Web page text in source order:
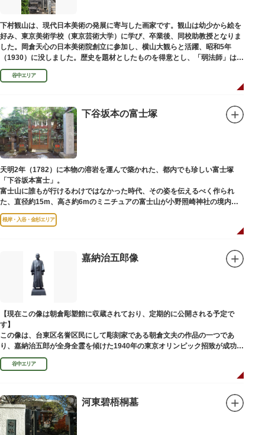
下村観山は、現代日本美術の発展に寄与した画家です。観山は幼少から絵を
好み、東京美術学校（東京芸術大学）に学び、卒業後、同校助教授となりま
した。岡倉天心の日本美術院創立に参加し、横山大観らと活躍、昭和5年
（1930）に没しました。歴史を題材としたものを得意とし、「弱法師」は代
表作です。お墓は安立寺（あんりゅうじ）にあります。
谷中エリア
下谷坂本の富士塚
天明2年（1782）に本物の溶岩を運んで築かれた、都内でも珍しい富士塚
「下谷坂本富士」。
富士山に誰もが行けるわけではなかった時代、その姿を伝えるべく作られ
た、直径約15m、高さ約6mのミニチュアの富士山が小野照崎神社の境内に
あります。
一合目から順に十合目まで記されており、南無妙法と書かれた石碑や修験道
形民俗文化財に指定されています。
富士山に合わせて、お山開きが行われ、6月30日と1日には富士塚に登ること
ができます。
【Twitter】https://twitter.com/onoterupr
根岸・入谷・金杉エリア
嘉納治五郎像
【現在この像は朝倉彫塑館に収蔵されており、定期的に公開される予定で
す】
この像は、台東区名誉区民にして彫刻家である朝倉文夫の作品の一つであ
り、嘉納治五郎が全身全霊を傾けた1940年の東京オリンピック招致が成功
（のちに返上）した、1936年に制作されました。
朝倉文夫は、1907～1910年ころに嘉納と知り合ったと推察されます。その
後も縁があり、嘉納の人柄や骨格などを熟知していた朝倉は、嘉納の海外出
ポーズは、嘉納の柔道家としての「不動の姿勢」を意識したと思われます。
谷中エリア
河東碧梧桐墓